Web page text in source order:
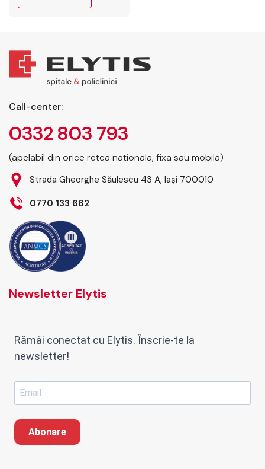
bazează pe o
combinație de
investigații imagistice,
histopatologice.
Tratamentul este
complex, implicând
frecvent abordări
chirurgicale radicale,
chimioterapie și, în
cazuri selecționate,
terapii țintite. …
Call-center:
0332 803 793
(apelabil din orice retea nationala, fixa sau mobila)
Strada Gheorghe Săulescu 43 A, Iași 700010
0770 133 662
Newsletter Elytis
Rămâi conectat cu Elytis. Înscrie-te la
newsletter!
Abonare